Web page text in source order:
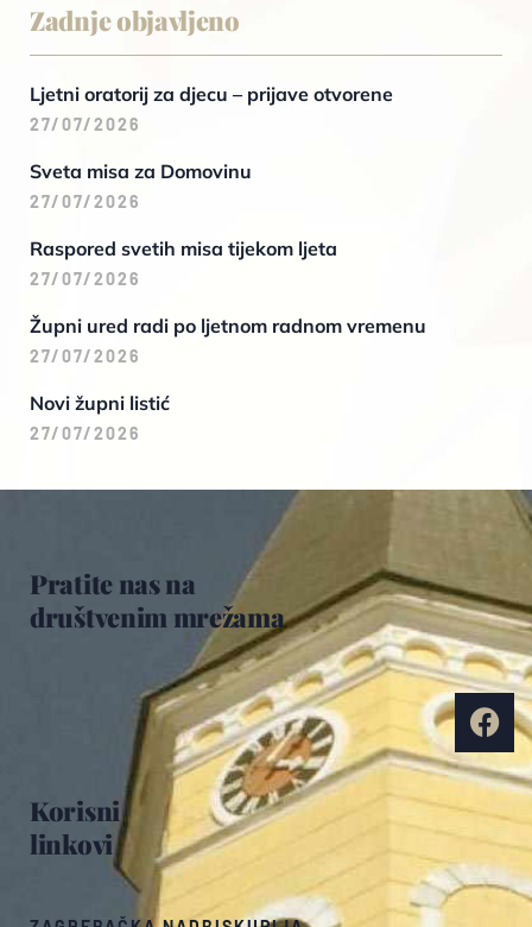
Zadnje objavljeno
Ljetni oratorij za djecu – prijave otvorene
27/07/2026
Sveta misa za Domovinu
27/07/2026
Raspored svetih misa tijekom ljeta
27/07/2026
Župni ured radi po ljetnom radnom vremenu
27/07/2026
Novi župni listić
27/07/2026
Korisni
linkovi
Pratite nas na
društvenim mrežama